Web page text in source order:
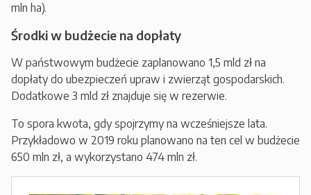
mln ha).
Środki w budżecie na dopłaty
W państwowym budżecie zaplanowano 1,5 mld zł na
dopłaty do ubezpieczeń upraw i zwierząt gospodarskich.
Dodatkowe 3 mld zł znajduje się w rezerwie.
To spora kwota, gdy spojrzymy na wcześniejsze lata.
Przykładowo w 2019 roku planowano na ten cel w budżecie
650 mln zł, a wykorzystano 474 mln zł.